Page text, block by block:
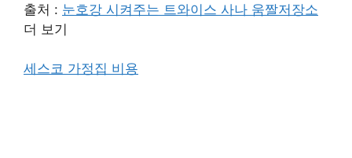
출처 : 눈호강 시켜주는 트와이스 사나 움짤저장소
더 보기
세스코 가정집 비용